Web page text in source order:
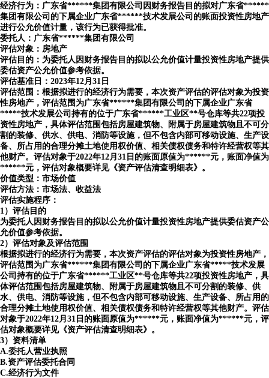
经济行为 ：广东省******集团有限公司因财务报告目的拟对广东省******
集团有限公司的下属企业广东省******技术发展公司的账面投资性房地产
进行公允价值计量，该行为已获得批准。
委托人：广东省******集团有限公司
评估对象：房地产
评估目的：为委托人因财务报告目的拟以公允价值计量投资性房地产提供
委估资产公允价值参考依据。
评估基准日：2023年12月31日
评估范围：根据拟进行的经济行为需要，本次资产评估的评估对象为投资
性房地产，评估范围为广东省******集团有限公司的下属企业广东省
*****技术发展公司持有的位于广东省******工业区**号仓库等共22项投
资性房地产，具体评估范围包括房屋建筑物、附属于房屋建筑物且不可分
割的装修、供水、供电、消防等设施，但不包含内部可移动设施、生产设
备、所占用的合理分摊土地使用权价值、相关债权债务和特许经营权等其
他财产。评估对象于2022年12月31日的账面原值为******元，账面净值为
******元，评估对象概要详见《资产评估清查明细表》。
价值类型：市场价值
评估方法：市场法、收益法
评估实施程序：
1）评估目的
为委托人因财务报告目的拟以公允价值计量投资性房地产提供委估资产公
允价值参考依据。
2）评估对象及评估范围
根据拟进行的经济行为需要，本次资产评估的评估对象为投资性房地产，
评估范围为广东省******集团有限公司的下属企业广东省*****技术发展
公司持有的位于广东省******工业区**号仓库等共22项投资性房地产，具
体评估范围包括房屋建筑物、附属于房屋建筑物且不可分割的装修、供
水、供电、消防等设施，但不包含内部可移动设施、生产设备、所占用的
合理分摊土地使用权价值、相关债权债务和特许经营权等其他财产。评估
对象于2022年12月31日的账面原值为******元，账面净值为******元，评
估对象概要详见《资产评估清查明细表》。
3）资料清单
A.委托人营业执照
B.资产评估委托合同
C.经济行为文件